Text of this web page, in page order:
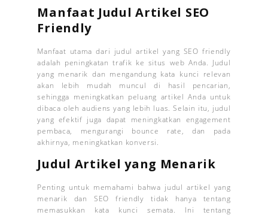
Manfaat Judul Artikel SEO
Friendly
Manfaat utama dari judul artikel yang SEO friendly
adalah peningkatan trafik ke situs web Anda. Judul
yang menarik dan mengandung kata kunci relevan
akan lebih mudah muncul di hasil pencarian,
sehingga meningkatkan peluang artikel Anda untuk
dibaca oleh audiens yang lebih luas. Selain itu, judul
yang efektif juga dapat meningkatkan engagement
pembaca, mengurangi bounce rate, dan pada
akhirnya, meningkatkan konversi.
Judul Artikel yang Menarik
Penting untuk memahami bahwa judul artikel yang
menarik dan SEO friendly tidak hanya tentang
memasukkan kata kunci semata. Ini tentang